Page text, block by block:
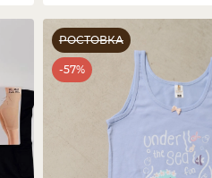
РОСТОВКА
-57%